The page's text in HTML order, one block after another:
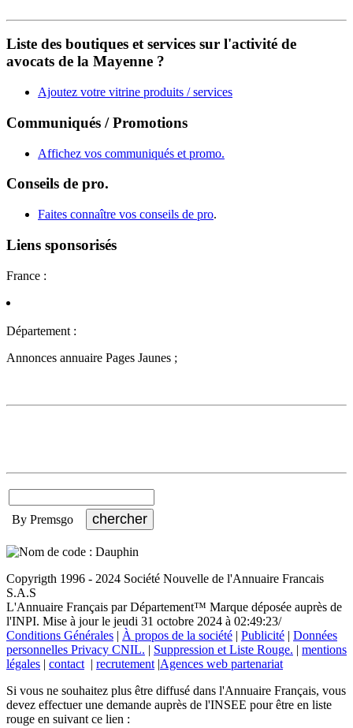
Liste des boutiques et services sur l'activité de
avocats de la Mayenne ?
Ajoutez votre vitrine produits / services
Communiqués / Promotions
Affichez vos communiqués et promo.
Conseils de pro.
Faites connaître vos conseils de pro.
Liens sponsorisés
France :
Département :
Annonces annuaire Pages Jaunes ;
By Premsgo
Copyrigth 1996 - 2024 Société Nouvelle de l'Annuaire Francais
S.A.S
L'Annuaire Français par Département™ Marque déposée auprès de
l'INPI. Mise à jour le jeudi 31 octobre 2024 à 02:49:23/
Conditions Générales | À propos de la société | Publicité | Données
personnelles Privacy CNIL. | Suppression et Liste Rouge. | mentions
légales | contact | recrutement |Agences web partenariat
Si vous ne souhaitez plus être diffusé dans l'Annuaire Français, vous
devez effectuer une demande auprès de l'INSEE pour être en liste
rouge en suivant ce lien :